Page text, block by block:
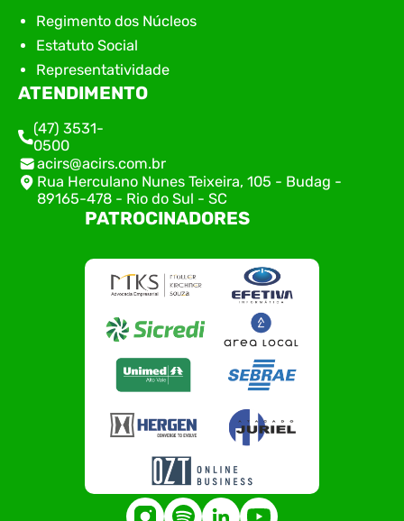
Regimento dos Núcleos
Estatuto Social
Representatividade
ATENDIMENTO
(47) 3531-
0500
acirs@acirs.com.br
Rua Herculano Nunes Teixeira, 105 - Budag -
89165-478 - Rio do Sul - SC
PATROCINADORES